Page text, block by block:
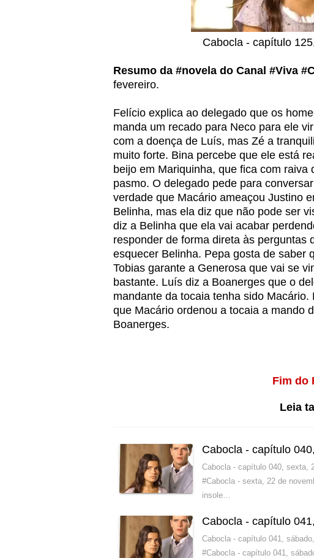
Cabocla - capítulo
Resumo da #novela do Canal #Viva
fevereiro.
Felício explica ao delegado que os
manda um recado para Neco para ele
com a doença de Luís, mas Zé a
muito forte. Bina percebe que ele está
beijo em Mariquinha, que fica com
pasmo. O delegado pede para
verdade que Macário ameaçou Justino
Belinha, mas ela diz que não pode ser
diz a Belinha que ela vai acabar
responder de forma direta às perguntas
esquecer Belinha. Pepa gosta de saber
Tobias garante a Generosa que vai se
bastante. Luís diz a Boanerges que o
mandante da tocaia tenha sido
que Macário ordenou a tocaia a mando
Boanerges.
Fim do
Leia
Cabocla - capítulo
Cabocla - capítulo 040, sexta,
#Cabocla - sexta, 22 de
insole…
Cabocla - capítulo
Cabocla - capítulo 041,
#Cabocla - capítulo 041,